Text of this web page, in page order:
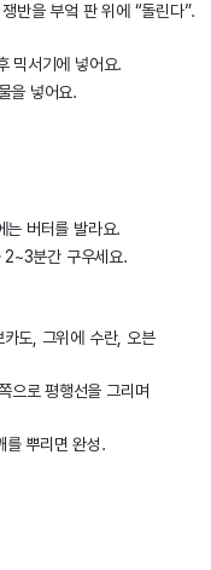
반을 부엌 판 위에 “돌린다”.
믹서기에 넣어요.
을 넣어요.
는 버터를 발라요.
분간 구우세요.
도, 그위에 수란, 오븐
으로 평행선을 그리며
를 뿌리면 완성.